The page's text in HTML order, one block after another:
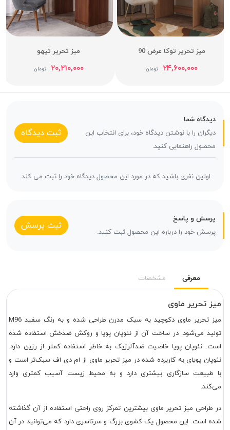
میز تحریر توکا عرض 90
۲۴,۶۰۰,۰۰۰ تومان
میز تحریر تیهو
۲۰,۲۱۰,۰۰۰ تومان
دیدگاه شما
دیگران را با نوشتن دیدگاه خود، برای انتخاب این
محصول راهنمایی کنید.
ثبت دیدگاه
اولین نفری باشید که در مورد این محصول دیدگاه خود را ثبت می کند.
پرسش و پاسخ
پرسش خود را درباره این محصول ثبت کنید.
ثبت پرسش
معرفی مشخصات
میز تحریر ماوی
میز تحریر ماوی دکوچید به سبک مدرن طراحی شده و به رنگ سفید M96
تولید می‌شود. در ساخت آن از نئوپان پویا و روکش ضدخش استفاده شده
است. نئوپان پویا خاصیت ضدآلرژیک به خاطر استفاده کمتر از رزین دارد.
نئوپان پویای به کاربرده شده در میز تحریر ماوی از ام دی اف سبک‌تر است و
با طبیعت سازگاری بیشتری دارد و به محیط زیست آسیب کمتری وارد
می‌کند.
در طراحی میز تحریر ماوی بیشترین تمرکز روی راحتی استفاده از آن گذاشته
شده است. این محصول یک کشوی بزرگ و سرتاسری دارد که می‌توانید در آن